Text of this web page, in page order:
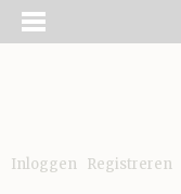
Inloggen Registreren